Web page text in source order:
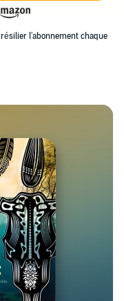
l'abonnement chaque